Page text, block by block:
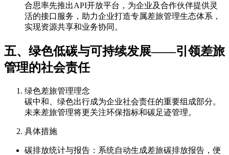
合思率先推出API开放平台，为企业及合作伙伴提供灵
活的接口服务，助力企业打造专属差旅管理生态体系，
实现资源共享和业务协同。
五、绿色低碳与可持续发展——引领差旅
管理的社会责任
绿色差旅管理理念
碳中和、绿色出行成为企业社会责任的重要组成部分。
未来差旅管理将更关注环保指标和碳足迹管理。
具体措施
碳排放统计与报告：系统自动生成差旅碳排放报告，便